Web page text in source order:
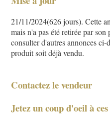
21/11/2024(626 jours). Cette
mais n'a pas été retirée par
consulter d'autres annonces ci-
produit soit déjà vendu.
Contactez le vendeur
Jetez un coup d'oeil à